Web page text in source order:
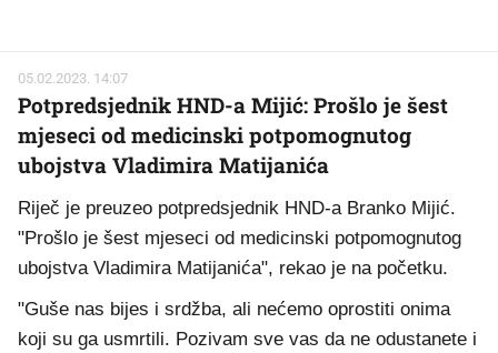
05.02.2023. 14:07
Potpredsjednik HND-a Mijić: Prošlo je šest
mjeseci od medicinski potpomognutog
ubojstva Vladimira Matijanića
Riječ je preuzeo potpredsjednik HND-a Branko Mijić.
"Prošlo je šest mjeseci od medicinski potpomognutog
ubojstva Vladimira Matijanića", rekao je na početku.
"Guše nas bijes i srdžba, ali nećemo oprostiti onima
koji su ga usmrtili. Pozivam sve vas da ne odustanete i